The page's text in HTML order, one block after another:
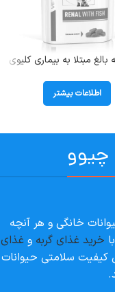
بالغ مبتلا به بیماری کلیوی
اطلاعات بیشتر
خانگی و هر آنچه
خرید غذای گربه و غذای
کیفیت سلامتی حیوانات